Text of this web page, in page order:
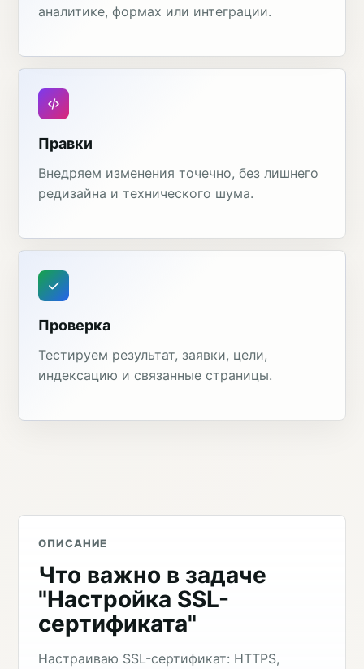
аналитике, формах или интеграции.
Правки
Внедряем изменения точечно, без лишнего
редизайна и технического шума.
Проверка
Тестируем результат, заявки, цели,
индексацию и связанные страницы.
ОПИСАНИЕ
Что важно в задаче
"Настройка SSL-
сертификата"
Настраиваю SSL-сертификат: HTTPS,